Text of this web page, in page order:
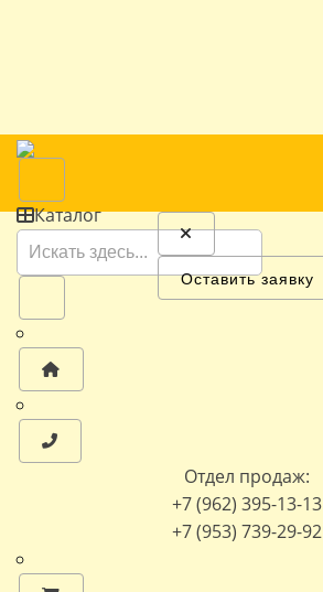
Каталог
Отдел продаж:
+7 (962) 395-13-13
+7 (953) 739-29-92
Оставить заявку